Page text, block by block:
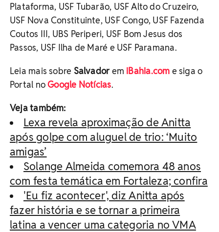
Plataforma, USF Tubarão, USF Alto do Cruzeiro,
USF Nova Constituinte, USF Congo, USF Fazenda
Coutos III, UBS Periperi, USF Bom Jesus dos
Passos, USF Ilha de Maré e USF Paramana.
Leia mais sobre Salvadorem iBahia.com e siga o
Portal noGoogle Notícias.
Veja também:
Lexa revela aproximação de Anitta
após golpe com aluguel de trio: ‘Muito
amigas’
Solange Almeida comemora 48 anos
com festa temática em Fortaleza; confira
'Eu fiz acontecer', diz Anitta após
fazer história e se tornar a primeira
latina a vencer uma categoria no VMA